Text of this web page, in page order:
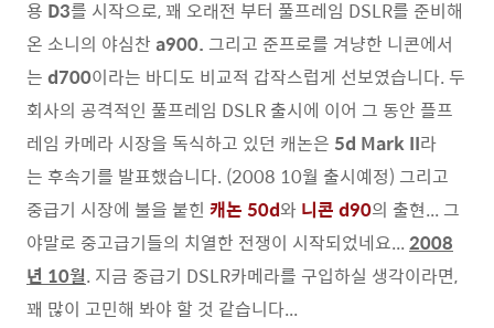
용 D3를 시작으로, 꽤 오래전 부터 풀프레임 DSLR를 준비해
온 소니의 야심찬 a900. 그리고 준프로를 겨냥한 니콘에서
는 d700이라는 바디도 비교적 갑작스럽게 선보였습니다. 두
회사의 공격적인 풀프레임 DSLR 출시에 이어 그 동안 플프
레임 카메라 시장을 독식하고 있던 캐논은 5d Mark II라
는 후속기를 발표했습니다. (2008 10월 출시예정) 그리고
중급기 시장에 불을 붙힌 캐논 50d와 니콘 d90의 출현... 그
야말로 중고급기들의 치열한 전쟁이 시작되었네요... 2008
년 10월. 지금 중급기 DSLR카메라를 구입하실 생각이라면,
꽤 많이 고민해 봐야 할 것 같습니다...